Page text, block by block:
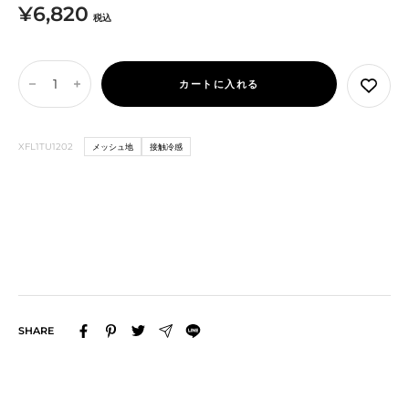
セ
ル
価
格
¥6,820 税込
数
を
増
カートに入れる
XFL1TU1202 メッシュ地 接触冷感
SHARE